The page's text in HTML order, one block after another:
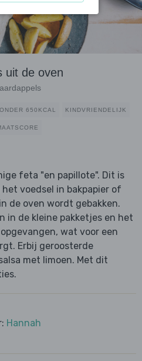
uit de oven
ONDER 650KCAL KINDVRIENDELIJK
feta "en papillote". Dit is
voedsel in bakpapier of
de oven wordt gebakken.
in de kleine pakketjes en het
wat voor een
Erbij geroosterde
met limoen. Met dit
Hannah